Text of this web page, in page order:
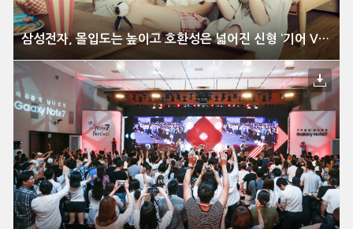
삼성전자, 몰입도는 높이고 호환성은 넓어진 신형 ‘기어 VR’ 출시